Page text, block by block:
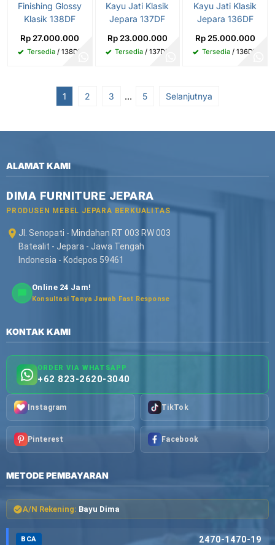
Finishing Glossy
Klasik 138DF
Rp 27.000.000
Tersedia/ 138DF
Kayu Jati Klasik
Jepara 137DF
Rp 23.000.000
Tersedia/ 137DF
Kayu Jati Klasik
Jepara 136DF
Rp 25.000.000
Tersedia / 136DF
1 2 3 … 5 Selanjutnya
ALAMAT KAMI
DIMA FURNITURE JEPARA
PRODUSEN MEBEL JEPARA BERKUALITAS
Jl. Senopati - Mindahan RT 003 RW 003
Batealit - Jepara - Jawa Tengah
Indonesia - Kodepos 59461
Online 24 Jam!
Konsultasi Tanya Jawab Fast Response
KONTAK KAMI
ORDER VIA WHATSAPP
+62 823-2620-3040
Instagram TikTok
Pinterest Facebook
METODE PEMBAYARAN
A/N Rekening: Bayu Dima
BCA 2470-1470-19